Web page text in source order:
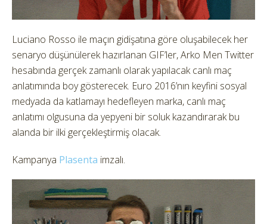
Luciano Rosso ile maçın gidişatına göre oluşabilecek her
senaryo düşünülerek hazırlanan GIF’ler, Arko Men Twitter
hesabında gerçek zamanlı olarak yapılacak canlı maç
anlatımında boy gösterecek. Euro 2016’nın keyfini sosyal
medyada da katlamayı hedefleyen marka, canlı maç
anlatımı olgusuna da yepyeni bir soluk kazandırarak bu
alanda bir ilki gerçekleştirmiş olacak.
Kampanya Plasenta imzalı.